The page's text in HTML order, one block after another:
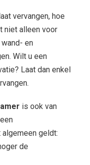
vervangen, hoe
niet alleen voor
en
Wilt u een
Laat dan enkel
is ook van
algemeen geldt:
de